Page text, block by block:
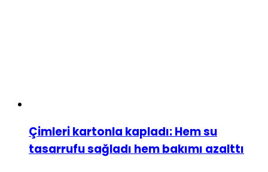
Çimleri kartonla kapladı: Hem su
tasarrufu sağladı hem bakımı azalttı